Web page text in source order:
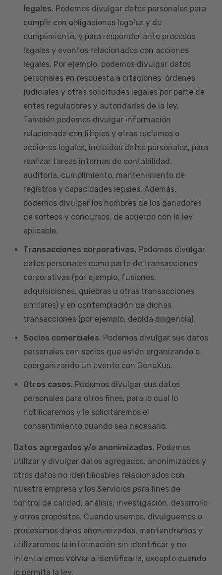
legales. Podemos divulgar datos personales para
cumplir con obligaciones legales y de
cumplimiento, y para responder ante procesos
legales y eventos relacionados con acciones
legales. Por ejemplo, podemos divulgar datos
personales en respuesta a citaciones, órdenes
judiciales y otras solicitudes legales por parte de
entes reguladores y autoridades de la ley.
También podemos divulgar información
relacionada con litigios y otras reclamos o
acciones legales, incluidos datos personales, para
realizar tareas internas de contabilidad,
auditoría, cumplimiento, mantenimiento de
registros y capacidades legales. Además,
podemos divulgar los nombres de los ganadores
de sorteos y concursos, de acuerdo con la ley
aplicable.
Transacciones corporativas. Podemos divulgar
datos personales como parte de transacciones
corporativas (por ejemplo, fusiones,
adquisiciones, quiebras u otras transacciones
similares) y en contemplación de dichas
transacciones (por ejemplo, debida diligencia).
Socios comerciales. Podemos divulgar sus datos
personales con socios que estén organizando o
coorganizando un evento con GeneXus.
Otros casos. Podemos divulgar sus datos
personales para otros fines, para lo cual lo
notificaremos y le solicitaremos el
consentimiento cuando sea necesario.
Datos agregados y/o anonimizados. Podemos
utilizar y divulgar datos agregados, anonimizados y
otros datos no identificables relacionados con
nuestra empresa y los Servicios para fines de
control de calidad, análisis, investigación, desarrollo
y otros propósitos. Cuando usemos, divulguemos o
procesemos datos anonimizados, mantendremos y
utilizaremos la información sin identificar y no
intentaremos volver a identificarla, excepto cuando
lo permita la ley.